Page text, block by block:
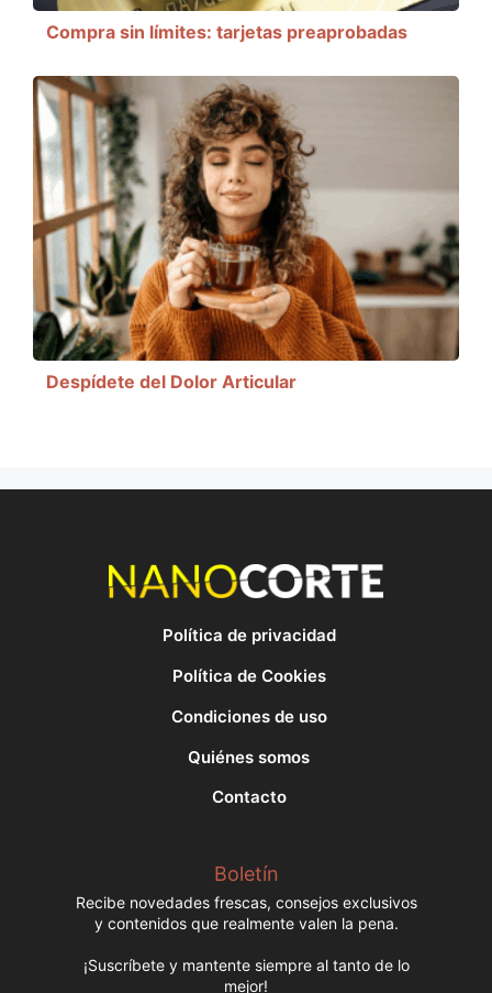
Compra sin límites: tarjetas preaprobadas
Despídete del Dolor Articular
Política de privacidad
Política de Cookies
Condiciones de uso
Quiénes somos
Contacto
Boletín
Recibe novedades frescas, consejos exclusivos
y contenidos que realmente valen la pena.
¡Suscríbete y mantente siempre al tanto de lo
mejor!